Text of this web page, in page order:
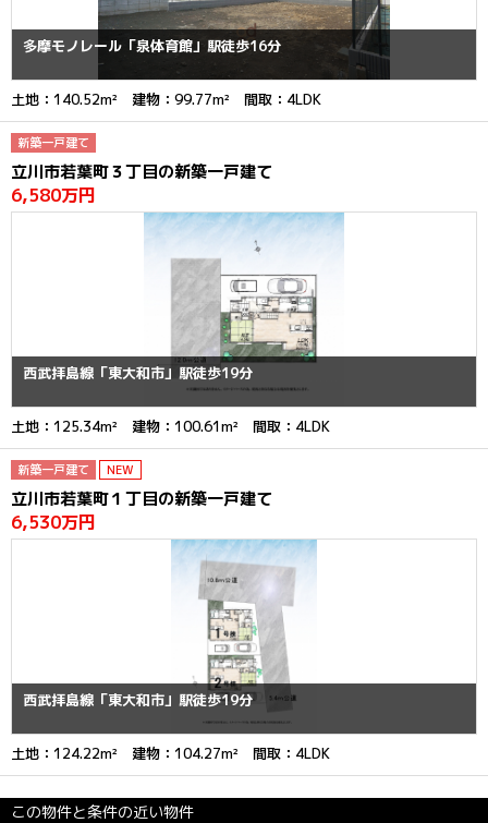
多摩モノレール「泉体育館」駅徒歩16分
土地：140.52m² 建物：99.77m² 間取：4LDK
新築一戸建て
立川市若葉町３丁目の新築一戸建て
6,580万円
西武拝島線「東大和市」駅徒歩19分
土地：125.34m² 建物：100.61m² 間取：4LDK
新築一戸建て NEW
立川市若葉町１丁目の新築一戸建て
6,530万円
西武拝島線「東大和市」駅徒歩19分
土地：124.22m² 建物：104.27m² 間取：4LDK
この物件と条件の近い物件